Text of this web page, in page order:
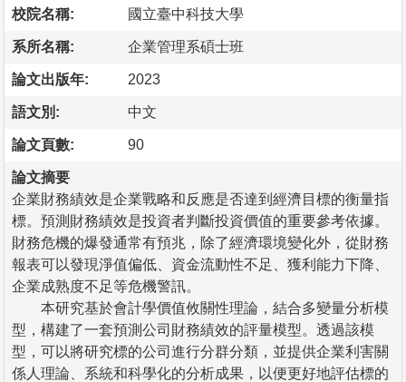
校院名稱: 國立臺中科技大學
系所名稱: 企業管理系碩士班
論文出版年: 2023
語文別: 中文
論文頁數: 90
論文摘要
企業財務績效是企業戰略和反應是否達到經濟目標的衡量指
標。預測財務績效是投資者判斷投資價值的重要參考依據。
財務危機的爆發通常有預兆，除了經濟環境變化外，從財務
報表可以發現淨值偏低、資金流動性不足、獲利能力下降、
企業成熟度不足等危機警訊。
本研究基於會計學價值攸關性理論，結合多變量分析模
型，構建了一套預測公司財務績效的評量模型。透過該模
型，可以將研究標的公司進行分群分類，並提供企業利害關
係人理論、系統和科學化的分析成果，以便更好地評估標的